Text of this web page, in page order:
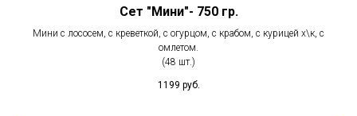
Сет "Мини"- 750 гр.
Мини с лососем, с креветкой, с огурцом, с крабом, с курицей х\к, с
омлетом.
(48 шт.)
1199 руб.